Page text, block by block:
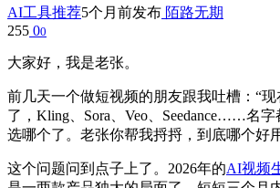
AI工具推荐5个月前发布 陌路无期
255 00
大家好，我是老张。
前几天一个做短视频的朋友跟我吐槽：“现
了，Kling、Sora、Veo、Seedance……名
选哪个了。老张你帮我捋捋，到底哪个好
这个问题问到点子上了。2026年的AI视频